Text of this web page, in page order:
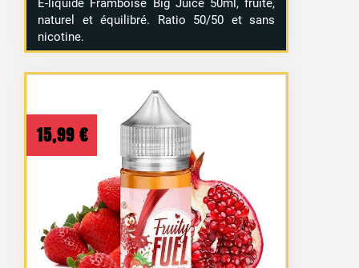
E-liquide Framboise Big Juice 50ml, fruité,
naturel et équilibré. Ratio 50/50 et sans
nicotine.
15,99 €